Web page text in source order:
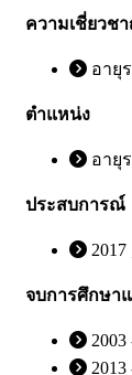
ความเชี่ยวช
อายุ
ตำแหน่ง
อายุ
ประสบการณ์
จบการศึกษา